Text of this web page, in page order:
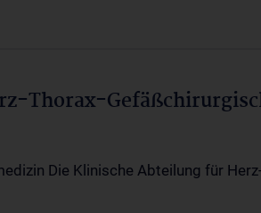
Thorax-
Die Klinische Abteilung für